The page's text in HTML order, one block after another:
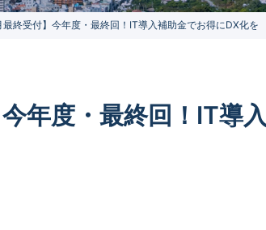
最終受付】今年度・最終回！IT導入補助金でお得にDX化を
年度・最終回！IT導入